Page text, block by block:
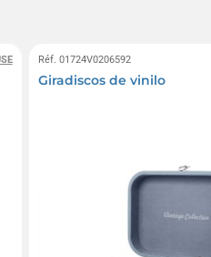
Réf. 01724V0206592
Giradiscos de vinilo